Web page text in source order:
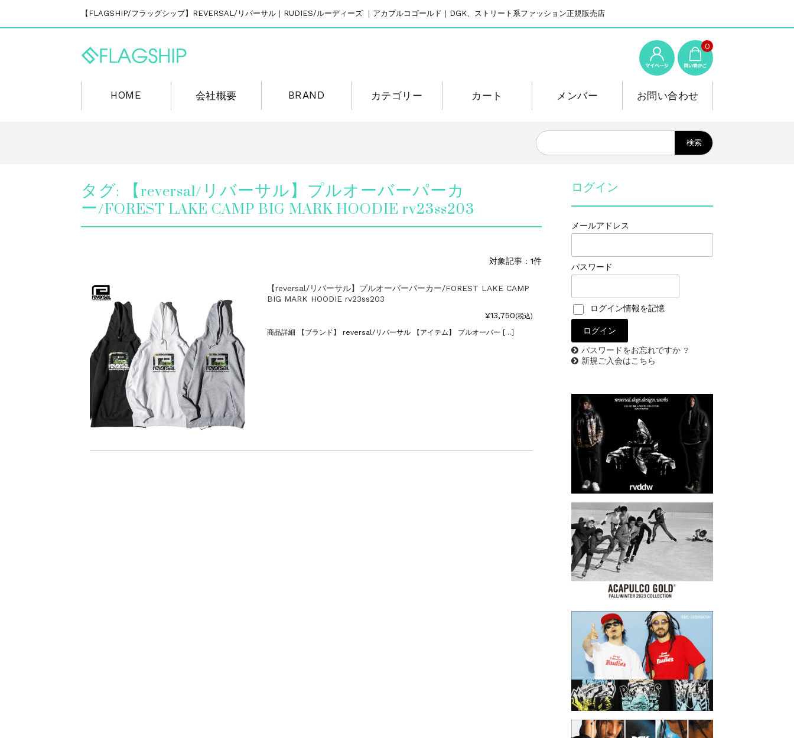
【FLAGSHIP/フラッグシップ】REVERSAL/リバーサル｜RUDIES/ルーディーズ ｜アカプルコゴールド｜DGK、ストリート系ファッション正規販売店
0
HOME 会社概要 BRAND カテゴリー カート メンバー お問い合わせ
タグ: 【reversal/リバーサル】プルオーバーパーカ
ー/FOREST LAKE CAMP BIG MARK HOODIE rv23ss203
対象記事：1件
【reversal/リバーサル】プルオーバーパーカー/FOREST LAKE CAMP
BIG MARK HOODIE rv23ss203
¥13,750(税込)
商品詳細 【ブランド】 reversal/リバーサル 【アイテム】 プルオーバー […]
ログイン
メールアドレス
パスワード
ログイン情報を記憶
パスワードをお忘れですか ?
新規ご入会はこちら